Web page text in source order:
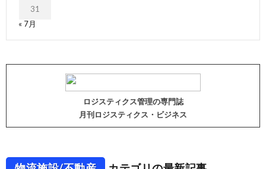
31
« 7月
ロジスティクス管理の専門誌
月刊ロジスティクス・ビジネス